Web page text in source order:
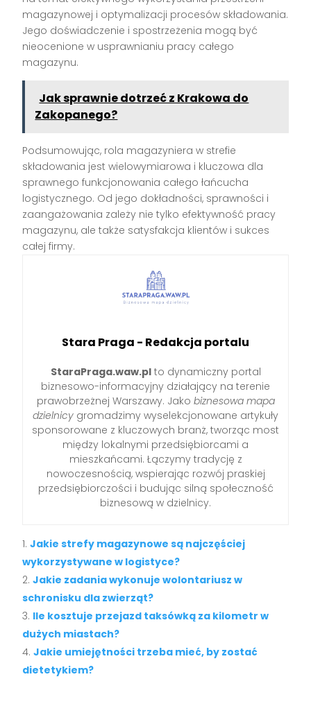
magazynowej i optymalizacji procesów składowania.
Jego doświadczenie i spostrzeżenia mogą być
nieocenione w usprawnianiu pracy całego
magazynu.
Jak sprawnie dotrzeć z Krakowa do
Zakopanego?
Podsumowując, rola magazyniera w strefie
składowania jest wielowymiarowa i kluczowa dla
sprawnego funkcjonowania całego łańcucha
logistycznego. Od jego dokładności, sprawności i
zaangażowania zależy nie tylko efektywność pracy
magazynu, ale także satysfakcja klientów i sukces
całej firmy.
Stara Praga - Redakcja portalu
StaraPraga.waw.plto dynamiczny portal
biznesowo-informacyjny działający na terenie
prawobrzeżnej Warszawy. Jako biznesowa mapa
dzielnicy gromadzimy wyselekcjonowane artykuły
sponsorowane z kluczowych branż, tworząc most
między lokalnymi przedsiębiorcami a
mieszkańcami. Łączymy tradycję z
nowoczesnością, wspierając rozwój praskiej
przedsiębiorczości i budując silną społeczność
biznesową w dzielnicy.
Jakie strefy magazynowe są najczęściej
wykorzystywane w logistyce?
Jakie zadania wykonuje wolontariusz w
schronisku dla zwierząt?
Ile kosztuje przejazd taksówką za kilometr w
dużych miastach?
Jakie umiejętności trzeba mieć, by zostać
dietetykiem?